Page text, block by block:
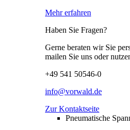
Mehr erfahren
Haben Sie Fragen?
Gerne beraten wir Sie
mailen Sie uns oder
+49 541 50546-0
info@vorwald.de
Zur Kontaktseite
Pneumatische